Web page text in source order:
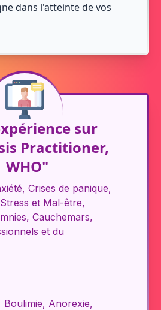
dans l'atteinte de vos
sur
Practitioner,
WHO"
Crises de panique,
et Mal-être,
Cauchemars,
et du
Boulimie, Anorexie,